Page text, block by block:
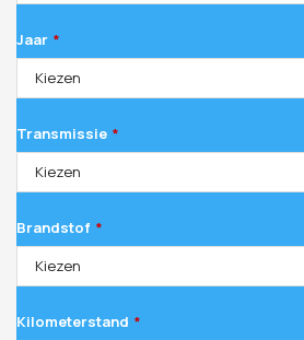
Jaar *
Kiezen
Transmissie *
Kiezen
Brandstof *
Kiezen
Kilometerstand *